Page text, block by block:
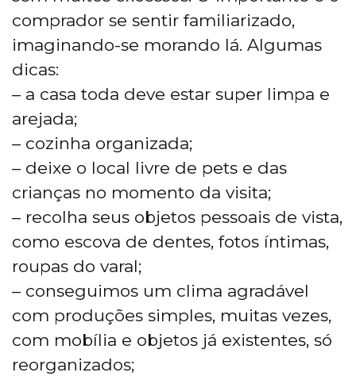
comprador se sentir familiarizado,
imaginando-se morando lá. Algumas
dicas:
– a casa toda deve estar super limpa e
arejada;
– cozinha organizada;
– deixe o local livre de pets e das
crianças no momento da visita;
– recolha seus objetos pessoais de vista,
como escova de dentes, fotos íntimas,
roupas do varal;
– conseguimos um clima agradável
com produções simples, muitas vezes,
com mobília e objetos já existentes, só
reorganizados;